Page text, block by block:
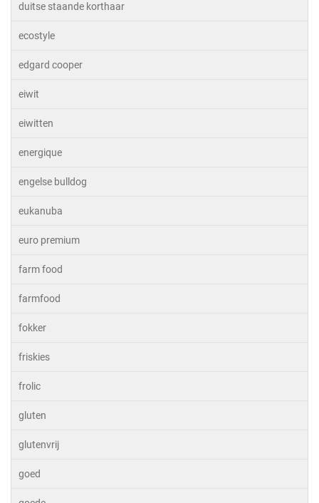
duitse staande korthaar
ecostyle
edgard cooper
eiwit
eiwitten
energique
engelse bulldog
eukanuba
euro premium
farm food
farmfood
fokker
friskies
frolic
gluten
glutenvrij
goed